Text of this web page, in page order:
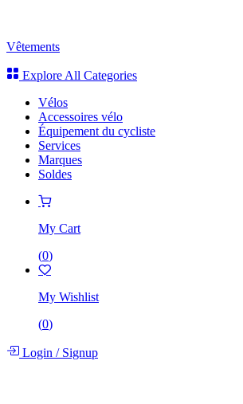
Vêtements
Explore All Categories
Vélos
Accessoires vélo
Équipement du cycliste
Services
Marques
Soldes
My Cart
(0)
My Wishlist
(0)
Login /Signup